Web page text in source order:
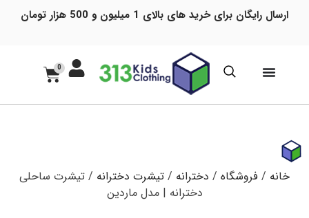
ارسال رایگان برای خرید های بالای 1 میلیون و 500 هزار تومان
0
خانه / فروشگاه / دخترانه / تیشرت دخترانه / تیشرت ساحلی
دخترانه | مدل ماردین